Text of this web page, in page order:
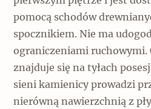
pomocą schodów
spocznikiem. Nie ma
ograniczeniami ruchowymi.
znajduje się na tyłach
sieni kamienicy prowadzi
nierówną nawierzchnią z